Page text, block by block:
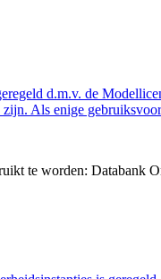
d.m.v. de
Als enige
te worden: Databank